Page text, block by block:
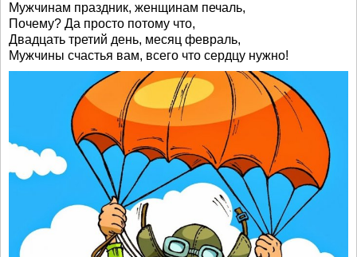
Мужчинам праздник, женщинам печаль,
Почему? Да просто потому что,
Двадцать третий день, месяц февраль,
Мужчины счастья вам, всего что сердцу нужно!